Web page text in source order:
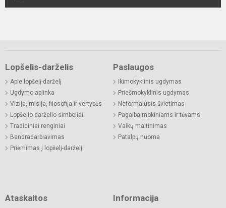
Lopšelis-darželis
Apie lopšelį-darželį
Ugdymo aplinka
Vizija, misija, filosofija ir vertybės
Lopšelio-darželio simboliai
Tradiciniai renginiai
Bendradarbiavimas
Priėmimas į lopšelį-darželį
Paslaugos
Ikimokyklinis ugdymas
Priešmokyklinis ugdymas
Neformalusis švietimas
Pagalba mokiniams ir tėvams
Vaikų maitinimas
Patalpų nuoma
Ataskaitos Informacija